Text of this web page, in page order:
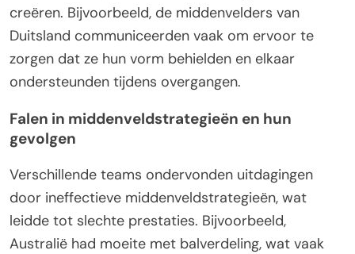
creëren. Bijvoorbeeld, de middenvelders van
Duitsland communiceerden vaak om ervoor te
zorgen dat ze hun vorm behielden en elkaar
ondersteunden tijdens overgangen.
Falen in middenveldstrategieën en hun
gevolgen
Verschillende teams ondervonden uitdagingen
door ineffectieve middenveldstrategieën, wat
leidde tot slechte prestaties. Bijvoorbeeld,
Australië had moeite met balverdeling, wat vaak